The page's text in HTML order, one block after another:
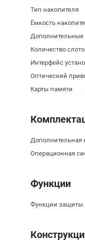
Тип накопителя
Ёмкость
Дополнительные
Количество
Интерфейс
Оптический
Карты памяти
Дополнительная
Операционная
Функции
Функции защиты